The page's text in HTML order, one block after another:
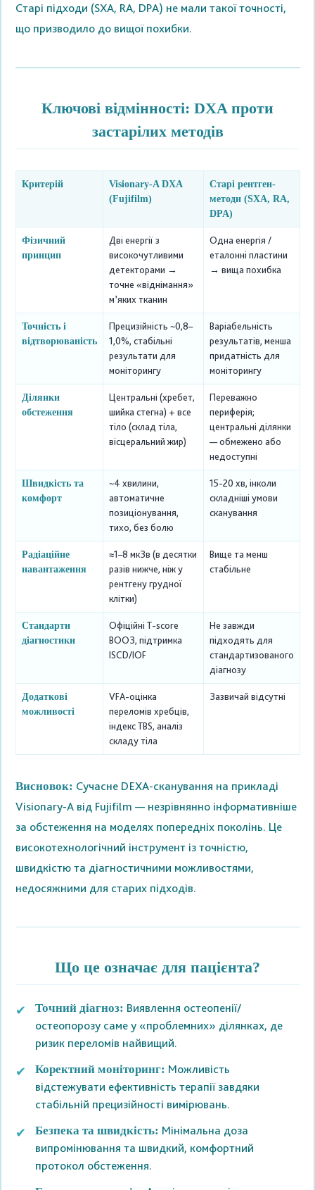
Старі підходи (SXA, RA, DPA) не мали такої точності,
що призводило до вищої похибки.
Ключові відмінності: DXA проти
застарілих методів
Критерій
Visionary‑A DXA
(Fujifilm)
Старі рентген-
методи (SXA, RA,
DPA)
Фізичний
принцип
Дві енергії з
високочутливими
детекторами →
точне «віднімання»
м’яких тканин
Одна енергія /
еталонні пластини
→ вища похибка
Точність і
відтворюваність
Прецизійність ~0,8–
1,0%, стабільні
результати для
моніторингу
Варіабельність
результатів, менша
придатність для
моніторингу
Ділянки
обстеження
Центральні (хребет,
шийка стегна) + все
тіло (склад тіла,
вісцеральний жир)
Переважно
периферія;
центральні ділянки
— обмежено або
недоступні
Швидкість та
комфорт
~4 хвилини,
автоматичне
позиціонування,
тихо, без болю
15-20 хв, інколи
складніші умови
сканування
Радіаційне
навантаження
≈1–8 мкЗв (в десятки
разів нижче, ніж у
рентгену грудної
клітки)
Вище та менш
стабільне
Стандарти
діагностики
Офіційні T-score
ВООЗ, підтримка
ISCD/IOF
Не завжди
підходять для
стандартизованого
діагнозу
Додаткові
можливості
VFA-оцінка
переломів хребців,
індекс TBS, аналіз
складу тіла
Зазвичай відсутні
Висновок: Сучасне DEXA-сканування на прикладі
Visionary‑A від Fujifilm — незрівнянно інформативніше
за обстеження на моделях попередніх поколінь. Це
високотехнологічний інструмент із точністю,
швидкістю та діагностичними можливостями,
недосяжними для старих підходів.
Що це означає для пацієнта?
Точний діагноз: Виявлення остеопенії/
остеопорозу саме у «проблемних» ділянках, де
ризик переломів найвищий.
Коректний моніторинг: Можливість
відстежувати ефективність терапії завдяки
стабільній прецизійності вимірювань.
Безпека та швидкість: Мінімальна доза
випромінювання та швидкий, комфортний
протокол обстеження.